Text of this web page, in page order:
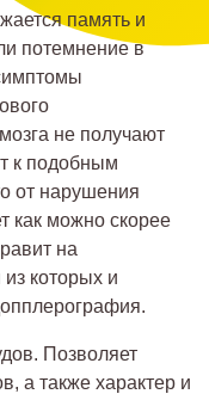
память и
потемнение в
не получают
к подобным
от нарушения
как можно скорее
на
которых и
Позволяет
а также характер и